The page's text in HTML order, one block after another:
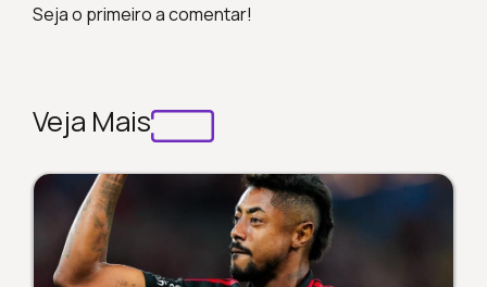
Seja o primeiro a comentar!
Veja Mais